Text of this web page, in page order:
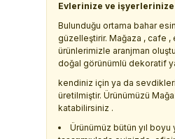
Evlerinize ve işyerlerinize
Bulunduğu ortama bahar
güzelleştirir. Mağaza , cafe
ürünlerimizle aranjman
doğal görünümlü dekoratif
kendiniz için ya da
üretilmiştir. Ürünümüzü
katabilirsiniz .
Ürünümüz bütün yıl